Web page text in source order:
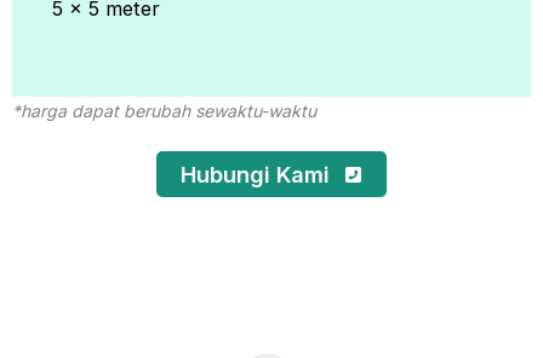
5 x 5 meter
*harga dapat berubah sewaktu-waktu
Hubungi Kami